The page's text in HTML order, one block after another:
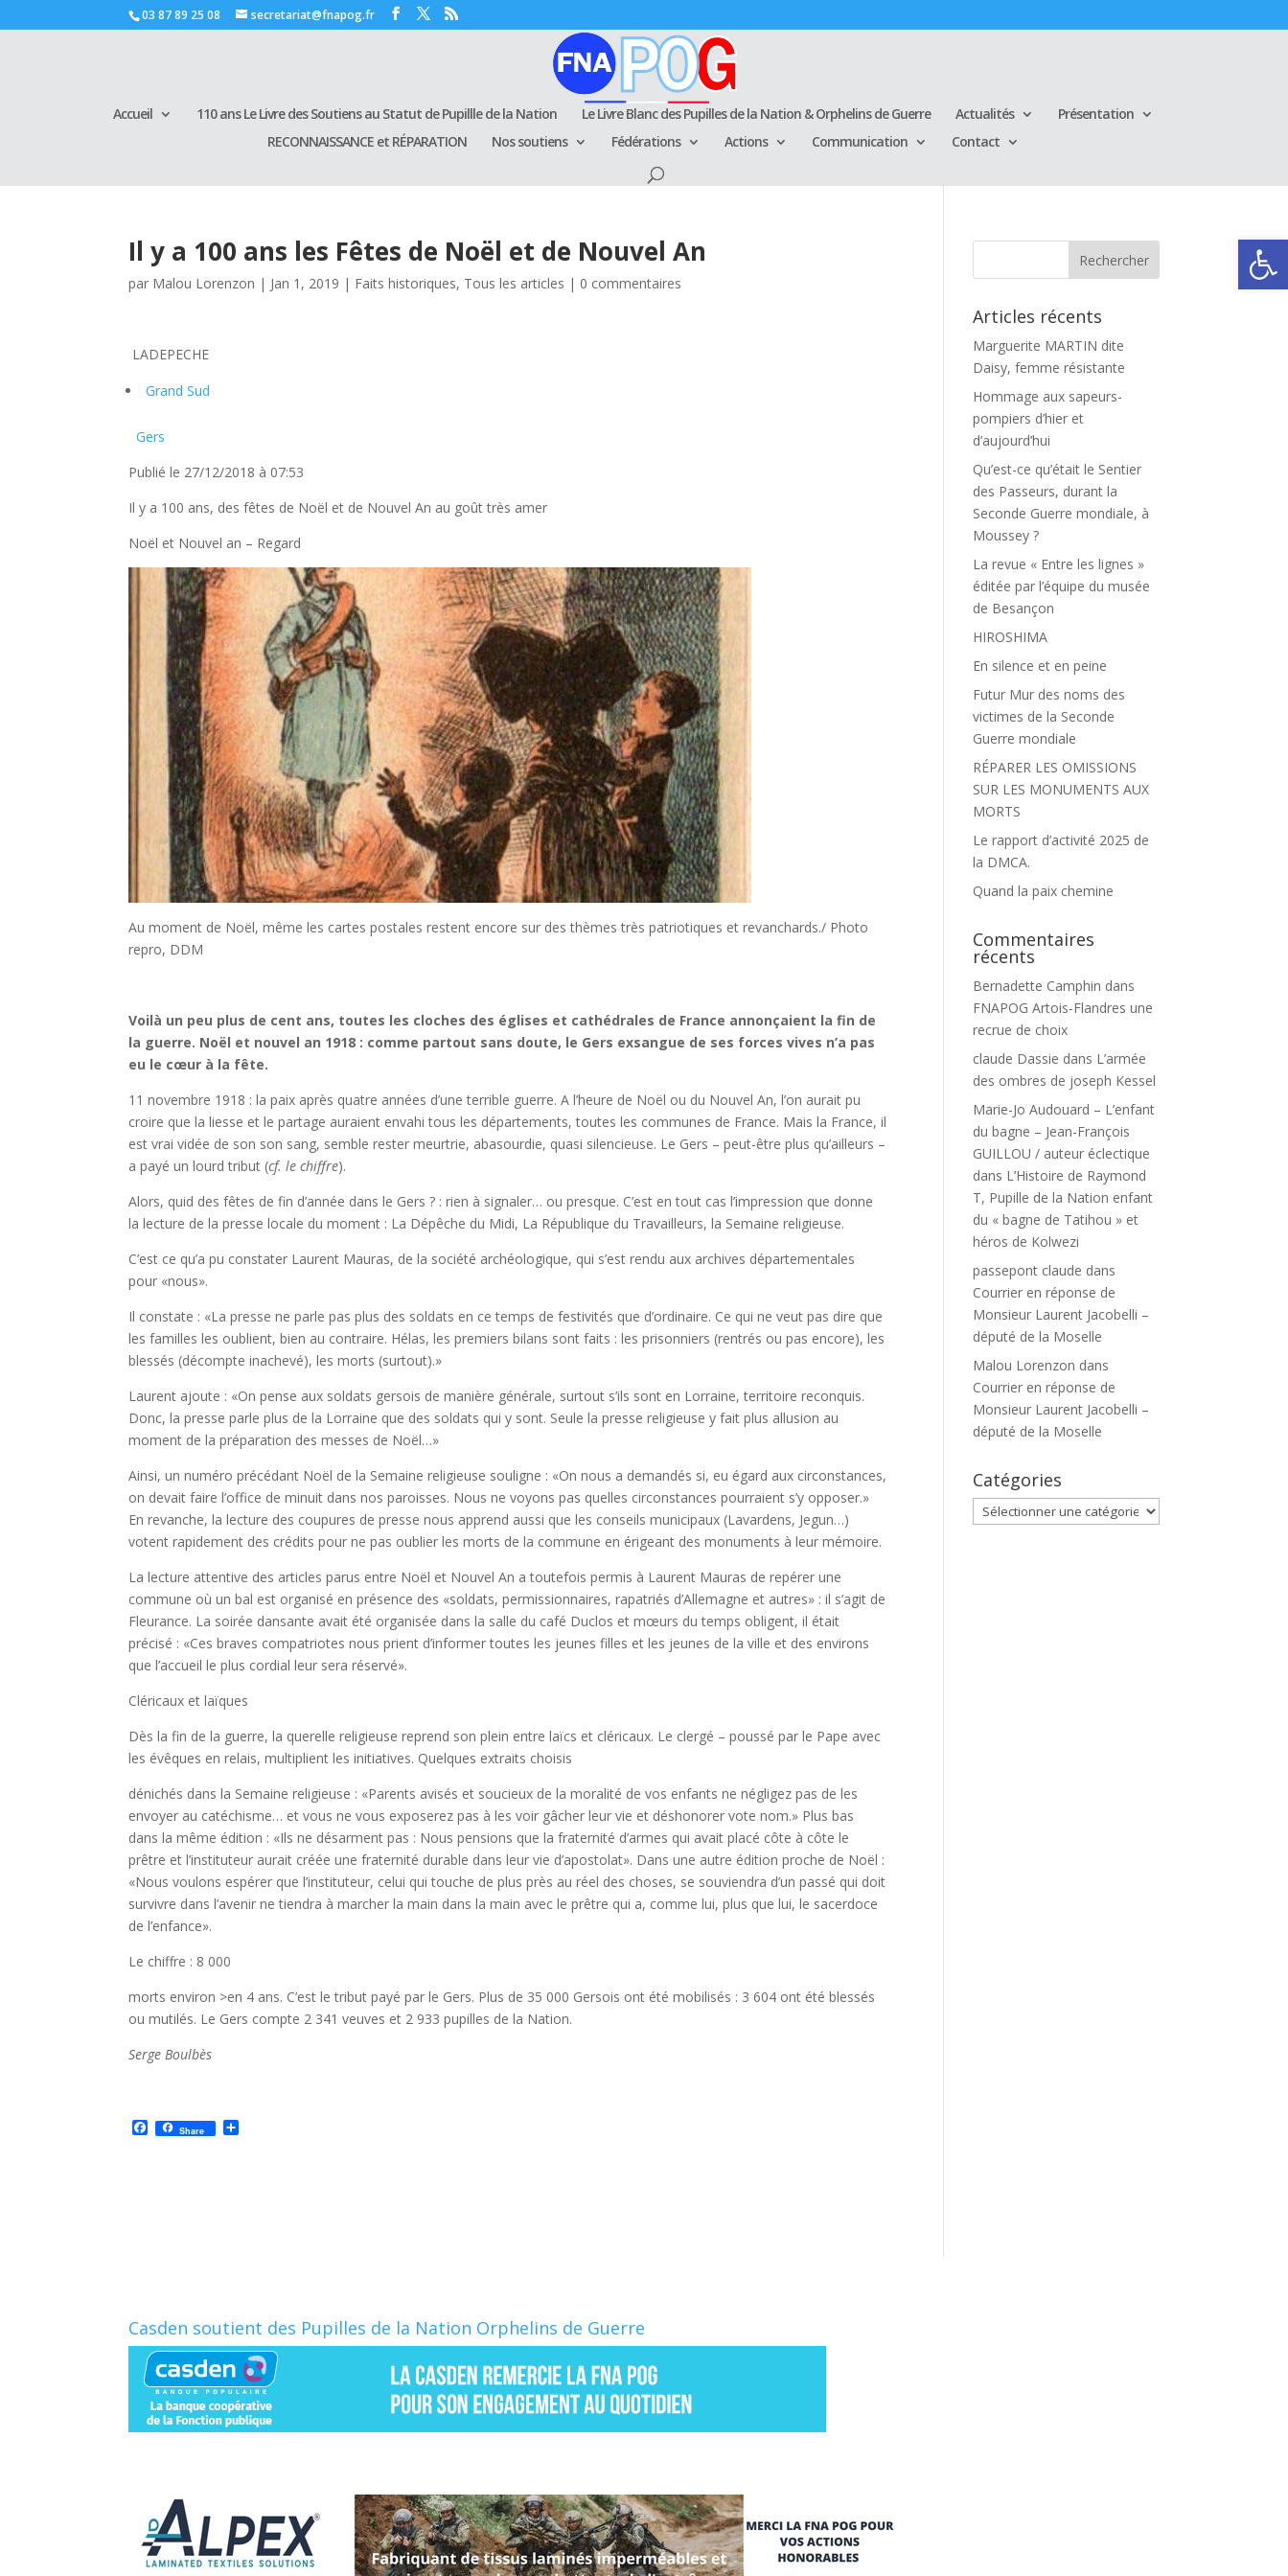
Ouvrir
03 87 89 25 08 secretariat@fnapog.fr
Accueil 110 ans Le Livre des Soutiens au Statut de Pupillle de la Nation Le Livre Blanc des Pupilles de la Nation & Orphelins de Guerre Actualités
Présentation
RECONNAISSANCE et RÉPARATION
Nos soutiens Fédérations Actions Communication Contact
Il y a 100 ans les Fêtes de Noël et de Nouvel An
par Malou Lorenzon | Jan 1, 2019 | Faits historiques, Tous les articles | 0 commentaires
LADEPECHE
Grand Sud
Gers
Publié le 27/12/2018 à 07:53
Il y a 100 ans, des fêtes de Noël et de Nouvel An au goût très amer
Noël et Nouvel an – Regard
Au moment de Noël, même les cartes postales restent encore sur des thèmes très patriotiques et revanchards./ Photo
repro, DDM
Voilà un peu plus de cent ans, toutes les cloches des églises et cathédrales de France annonçaient la fin de
la guerre. Noël et nouvel an 1918 : comme partout sans doute, le Gers exsangue de ses forces vives n’a pas
eu le cœur à la fête.
11 novembre 1918 : la paix après quatre années d’une terrible guerre. A l’heure de Noël ou du Nouvel An, l’on aurait pu
croire que la liesse et le partage auraient envahi tous les départements, toutes les communes de France. Mais la France, il
est vrai vidée de son son sang, semble rester meurtrie, abasourdie, quasi silencieuse. Le Gers – peut-être plus qu’ailleurs –
a payé un lourd tribut (cf. le chiffre).
Alors, quid des fêtes de fin d’année dans le Gers ? : rien à signaler… ou presque. C’est en tout cas l’impression que donne
la lecture de la presse locale du moment : La Dépêche du Midi, La République du Travailleurs, la Semaine religieuse.
C’est ce qu’a pu constater Laurent Mauras, de la société archéologique, qui s’est rendu aux archives départementales
pour «nous».
Il constate : «La presse ne parle pas plus des soldats en ce temps de festivités que d’ordinaire. Ce qui ne veut pas dire que
les familles les oublient, bien au contraire. Hélas, les premiers bilans sont faits : les prisonniers (rentrés ou pas encore), les
blessés (décompte inachevé), les morts (surtout).»
Laurent ajoute : «On pense aux soldats gersois de manière générale, surtout s’ils sont en Lorraine, territoire reconquis.
Donc, la presse parle plus de la Lorraine que des soldats qui y sont. Seule la presse religieuse y fait plus allusion au
moment de la préparation des messes de Noël…»
Ainsi, un numéro précédant Noël de la Semaine religieuse souligne : «On nous a demandés si, eu égard aux circonstances,
on devait faire l’office de minuit dans nos paroisses. Nous ne voyons pas quelles circonstances pourraient s’y opposer.»
En revanche, la lecture des coupures de presse nous apprend aussi que les conseils municipaux (Lavardens, Jegun…)
votent rapidement des crédits pour ne pas oublier les morts de la commune en érigeant des monuments à leur mémoire.
La lecture attentive des articles parus entre Noël et Nouvel An a toutefois permis à Laurent Mauras de repérer une
commune où un bal est organisé en présence des «soldats, permissionnaires, rapatriés d’Allemagne et autres» : il s’agit de
Fleurance. La soirée dansante avait été organisée dans la salle du café Duclos et mœurs du temps obligent, il était
précisé : «Ces braves compatriotes nous prient d’informer toutes les jeunes filles et les jeunes de la ville et des environs
que l’accueil le plus cordial leur sera réservé».
Cléricaux et laïques
Dès la fin de la guerre, la querelle religieuse reprend son plein entre laïcs et cléricaux. Le clergé – poussé par le Pape avec
les évêques en relais, multiplient les initiatives. Quelques extraits choisis
dénichés dans la Semaine religieuse : «Parents avisés et soucieux de la moralité de vos enfants ne négligez pas de les
envoyer au catéchisme… et vous ne vous exposerez pas à les voir gâcher leur vie et déshonorer vote nom.» Plus bas
dans la même édition : «Ils ne désarment pas : Nous pensions que la fraternité d’armes qui avait placé côte à côte le
prêtre et l’instituteur aurait créée une fraternité durable dans leur vie d’apostolat». Dans une autre édition proche de Noël :
«Nous voulons espérer que l’instituteur, celui qui touche de plus près au réel des choses, se souviendra d’un passé qui doit
survivre dans l’avenir ne tiendra à marcher la main dans la main avec le prêtre qui a, comme lui, plus que lui, le sacerdoce
de l’enfance».
Le chiffre : 8 000
morts environ >en 4 ans. C’est le tribut payé par le Gers. Plus de 35 000 Gersois ont été mobilisés : 3 604 ont été blessés
ou mutilés. Le Gers compte 2 341 veuves et 2 933 pupilles de la Nation.
Serge Boulbès
F
a
Share
Articles récents
Marguerite MARTIN dite
Daisy, femme résistante
Hommage aux sapeurs-
pompiers d’hier et
d’aujourd’hui
Qu’est-ce qu’était le Sentier
des Passeurs, durant la
Seconde Guerre mondiale, à
Moussey ?
La revue « Entre les lignes »
éditée par l’équipe du musée
de Besançon
HIROSHIMA
En silence et en peine
Futur Mur des noms des
victimes de la Seconde
Guerre mondiale
RÉPARER LES OMISSIONS
SUR LES MONUMENTS AUX
MORTS
Le rapport d’activité 2025 de
la DMCA.
Quand la paix chemine
Commentaires
récents
Bernadette Camphin dans
FNAPOG Artois-Flandres une
recrue de choix
claude Dassie dans L’armée
des ombres de joseph Kessel
Marie-Jo Audouard – L’enfant
du bagne – Jean-François
GUILLOU / auteur éclectique
dans L’Histoire de Raymond
T, Pupille de la Nation enfant
du « bagne de Tatihou » et
héros de Kolwezi
passepont claude dans
Courrier en réponse de
Monsieur Laurent Jacobelli –
député de la Moselle
Malou Lorenzon dans
Courrier en réponse de
Monsieur Laurent Jacobelli –
député de la Moselle
Catégories
Catégories
Casden soutient des Pupilles de la Nation Orphelins de Guerre